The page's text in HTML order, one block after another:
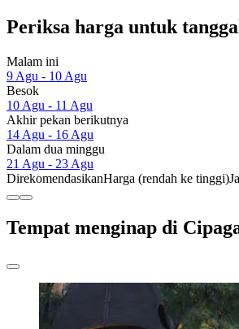
Periksa harga untuk
Malam ini
9 Agu - 10 Agu
Besok
10 Agu - 11 Agu
Akhir pekan berikutnya
14 Agu - 16 Agu
Dalam dua minggu
21 Agu - 23 Agu
DirekomendasikanHarga (rendah ke tinggi)
Tempat menginap di